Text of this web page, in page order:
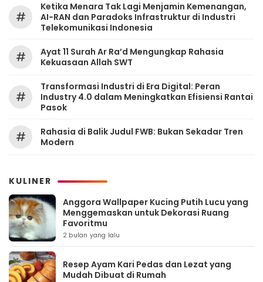
#
Ketika Menara Tak Lagi Menjamin Kemenangan,
AI-RAN dan Paradoks Infrastruktur di Industri
Telekomunikasi Indonesia
#
Ayat 11 Surah Ar Ra’d Mengungkap Rahasia
Kekuasaan Allah SWT
#
Transformasi Industri di Era Digital: Peran
Industry 4.0 dalam Meningkatkan Efisiensi Rantai
Pasok
#
Rahasia di Balik Judul FWB: Bukan Sekadar Tren
Modern
KULINER
Anggora Wallpaper Kucing Putih Lucu yang
Menggemaskan untuk Dekorasi Ruang
Favoritmu
2 bulan yang lalu
Resep Ayam Kari Pedas dan Lezat yang
Mudah Dibuat di Rumah